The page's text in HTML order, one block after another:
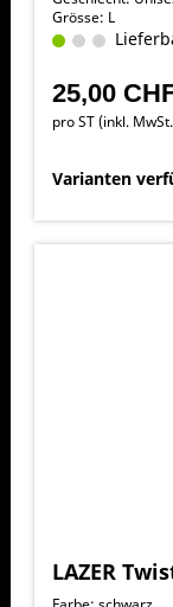
Grösse: L
25,00
pro ST (inkl.
Varianten
LAZER